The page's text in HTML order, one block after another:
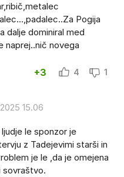
Pogija
dalje dominiral med
naprej..nič novega
+3 4 1
15.06
le sponzor je
z Tadejevimi starši in
je le ,da je omejena
sovraštvo.